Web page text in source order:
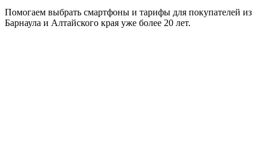
Помогаем выбрать смартфоны и тарифы для покупателей из
Барнаула и Алтайского края уже более 20 лет.